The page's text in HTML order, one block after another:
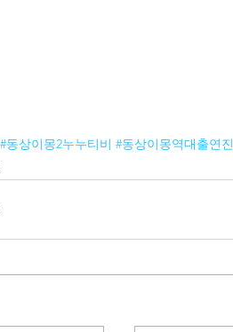
#동상이몽2누누티비 #동상이몽역대출연진